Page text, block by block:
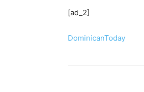
[ad_2]
DominicanToday